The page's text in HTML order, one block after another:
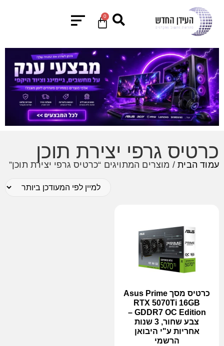
0
כרטיס גרפי יצירת תוכן
עמוד הבית/ מוצרים המתויגים “כרטיס גרפי יצירת תוכן”
כרטיס מסך Asus Prime
RTX 5070Ti 16GB
GDDR7 OC Edition –
צבע שחור, 3 שנות
אחריות ע"י היבואן
הרשמי